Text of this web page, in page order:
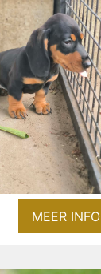
MEER INFO